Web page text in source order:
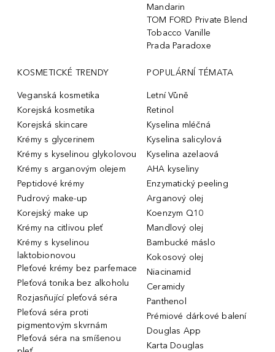
Mandarin
TOM FORD Private Blend
Tobacco Vanille
Prada Paradoxe
KOSMETICKÉ TRENDY
Veganská kosmetika
Korejská kosmetika
Korejská skincare
Krémy s glycerinem
Krémy s kyselinou glykolovou
Krémy s arganovým olejem
Peptidové krémy
Pudrový make-up
Korejský make up
Krémy na citlivou pleť
Krémy s kyselinou
laktobionovou
Pleťové krémy bez parfemace
Pleťová tonika bez alkoholu
Rozjasňující pleťová séra
Pleťová séra proti
pigmentovým skvrnám
Pleťová séra na smíšenou
POPULÁRNÍ TÉMATA
Letní Vůně
Retinol
Kyselina mléčná
Kyselina salicylová
Kyselina azelaová
AHA kyseliny
Enzymatický peeling
Arganový olej
Koenzym Q10
Mandlový olej
Bambucké máslo
Kokosový olej
Niacinamid
Ceramidy
Panthenol
Prémiové dárkové balení
Douglas App
Karta Douglas